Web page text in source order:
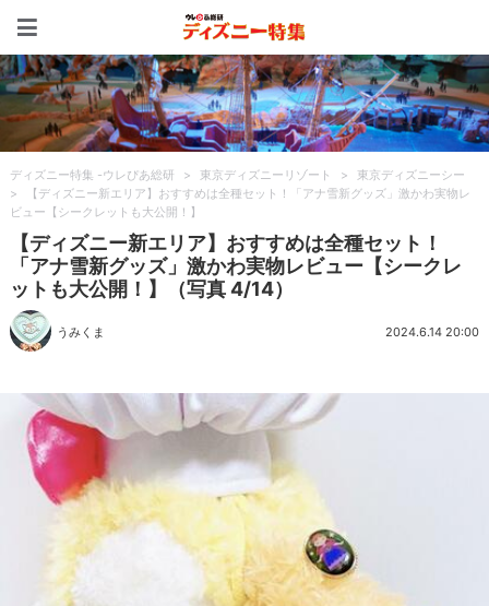
ディズニー特集 -ウレぴあ総研 > 東京ディズニーリゾート >
東京ディズニーシー
>
【ディズニー新エリア】おすすめは全種セット！「アナ雪新グッズ」激かわ実物レ
ビュー【シークレットも大公開！】
【ディズニー新エリア】おすすめは全種セット！
「アナ雪新グッズ」激かわ実物レビュー【シークレ
ットも大公開！】（写真 4/14）
うみくま 2024.6.14 20:00